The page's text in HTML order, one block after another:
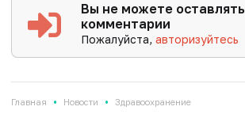
Вы не можете оставлять
комментарии
Пожалуйста,авторизуйтесь
Главная • Новости • Здравоохранение